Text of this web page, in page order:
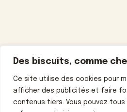
Des biscuits, comme
Ce site utilise des cookies pour
afficher des publicités et faire
contenus tiers. Vous pouvez